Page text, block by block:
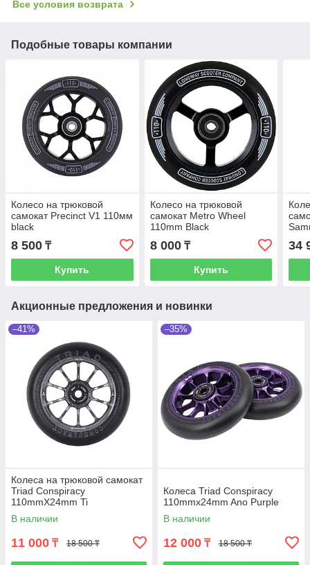
Все условия возврата
Подобные товары компании
Колесо на трюковой
самокат Precinct V1 110мм
black
8 500 ₸
Купить
Колесо на трюковой
самокат Metro Wheel
110mm Black
8 000₸
Купить
34
Акционные предложения и новинки
–41%
Колеса на трюковой самокат
Triad Conspiracy
110mmX24mm Ti
В наличии
11 000 ₸ 18 500 ₸
–35%
Колеса Triad Conspiracy
110mmx24mm Ano Purple
В наличии
12 000 ₸ 18 500 ₸